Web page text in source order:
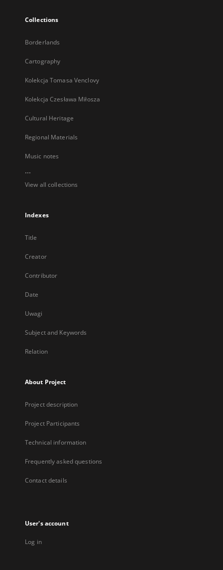
Collections
Borderlands
Cartography
Kolekcja Tomasa Venclovy
Kolekcja Czesława Miłosza
Cultural Heritage
Regional Materials
Music notes
...
View all collections
Indexes
Title
Creator
Contributor
Date
Uwagi
Subject and Keywords
Relation
About Project
Project description
Project Participants
Technical information
Frequently asked questions
Contact details
User's account
Log in